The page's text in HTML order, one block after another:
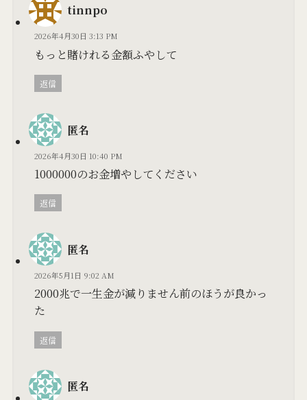
tinnpo
2026年4月30日 3:13 PM
もっと賭けれる金額ふやして
返信
匿名
2026年4月30日 10:40 PM
1000000のお金増やしてください
返信
匿名
2026年5月1日 9:02 AM
2000兆で一生金が減りません前のほうが良かっ
た
返信
匿名